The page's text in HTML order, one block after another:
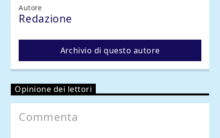
Autore
Redazione
Archivio di questo autore
Opinione dei lettori
Commenta